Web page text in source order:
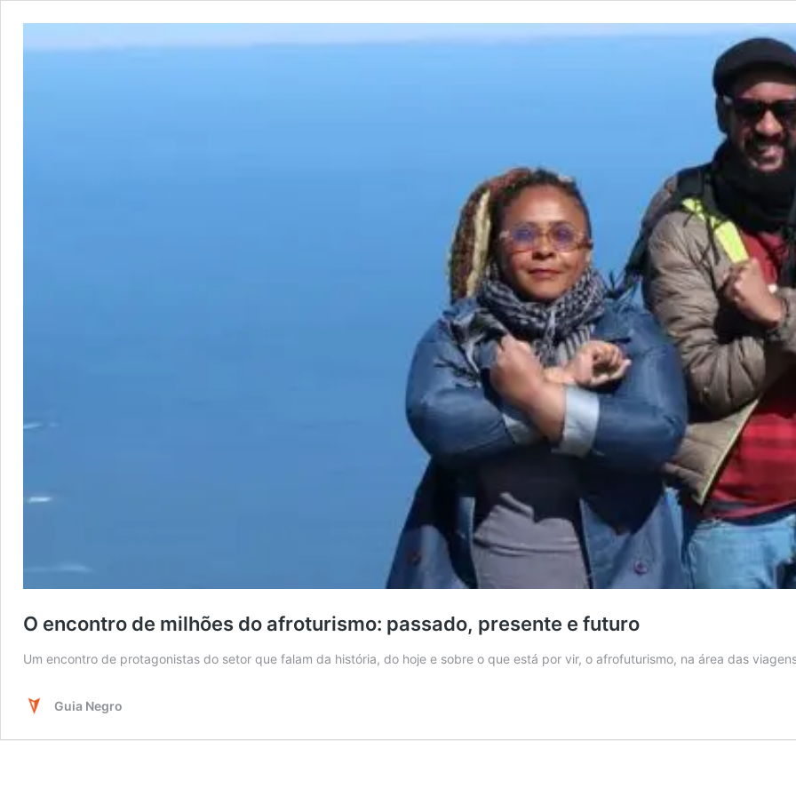
O encontro de milhões do afroturismo: passado, presente e futuro
Um encontro de protagonistas do setor que falam da história, do hoje e sobre o que está por vir, o afrofuturismo, na área das
Guia Negro